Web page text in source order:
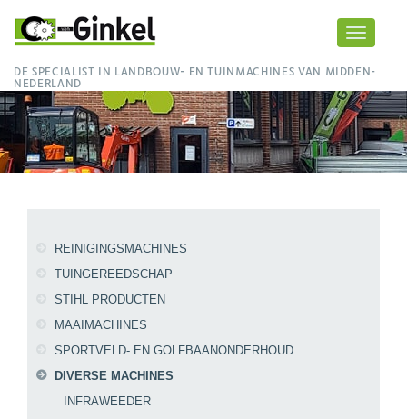
Toggle
DE SPECIALIST IN LANDBOUW- EN TUINMACHINES VAN MIDDEN-
NEDERLAND
REINIGINGSMACHINES
TUINGEREEDSCHAP
STIHL PRODUCTEN
MAAIMACHINES
SPORTVELD- EN GOLFBAANONDERHOUD
DIVERSE MACHINES
INFRAWEEDER